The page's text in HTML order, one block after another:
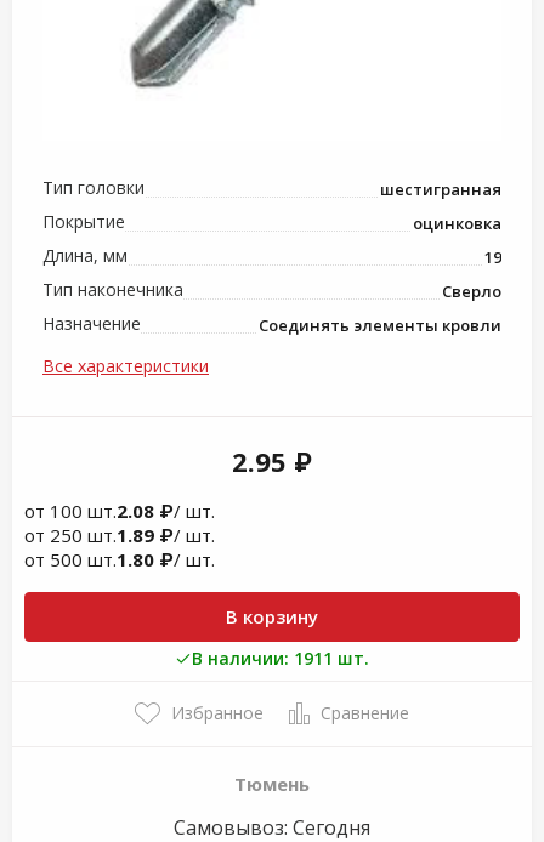
Тип головки шестигранная
Покрытие оцинковка
Длина, мм 19
Тип наконечника Сверло
Назначение Соединять элементы кровли
Все характеристики
2.95 ₽
от 100 шт.2.08 ₽/ шт.
от 250 шт.1.89 ₽/ шт.
от 500 шт.1.80 ₽/ шт.
В корзину
В наличии: 1911 шт.
Избранное Сравнение
Тюмень
Самовывоз: Сегодня